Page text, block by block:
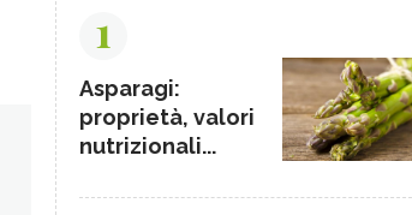
1
Asparagi:
proprietà, valori
nutrizionali...